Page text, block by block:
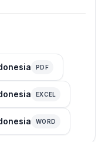
PDF
EXCEL
WORD